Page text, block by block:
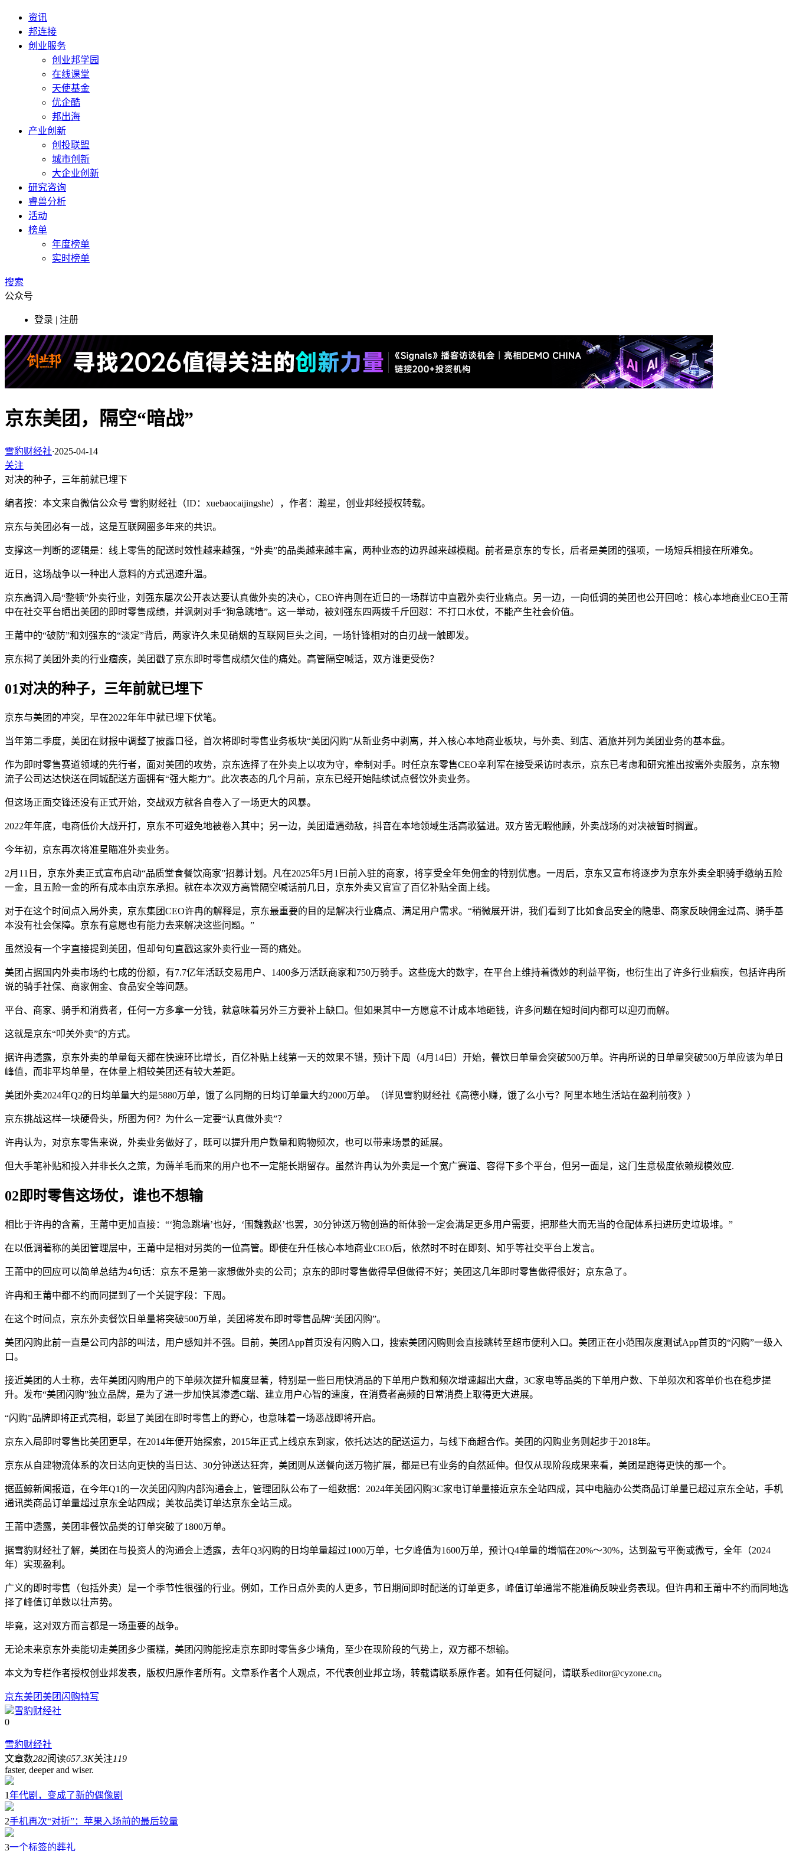
资讯
邦连接
创业服务
创业邦学园
在线课堂
天使基金
优企酷
邦出海
产业创新
创投联盟
城市创新
大企业创新
研究咨询
睿兽分析
活动
榜单
年度榜单
实时榜单
搜索
公众号
登录 | 注册
京东美团，隔空“暗战”
雪豹财经社·2025-04-14
关注
对决的种子，三年前就已埋下
编者按：本文来自微信公众号 雪豹财经社（ID：xuebaocaijingshe），作者：瀚星，创业邦经授权转载。
京东与美团必有一战，这是互联网圈多年来的共识。
支撑这一判断的逻辑是：线上零售的配送时效性越来越强，“外卖”的品类越来越丰富，两种业态的边界越来越模糊。前者是京东的专长，后者是美团的强项，一场短兵相接在所难免。
近日，这场战争以一种出人意料的方式迅速升温。
京东高调入局“整顿”外卖行业，刘强东屡次公开表达要认真做外卖的决心，CEO许冉则在近日的一场群访中直戳外卖行业痛点。另一边，一向低调的美团也公开回呛：核心本地商业CEO王莆
中在社交平台晒出美团的即时零售成绩，并讽刺对手“狗急跳墙”。这一举动，被刘强东四两拨千斤回怼：不打口水仗，不能产生社会价值。
王莆中的“破防”和刘强东的“淡定”背后，两家许久未见硝烟的互联网巨头之间，一场针锋相对的白刃战一触即发。
京东揭了美团外卖的行业痼疾，美团戳了京东即时零售成绩欠佳的痛处。高管隔空喊话，双方谁更受伤？
01对决的种子，三年前就已埋下
京东与美团的冲突，早在2022年年中就已埋下伏笔。
当年第二季度，美团在财报中调整了披露口径，首次将即时零售业务板块“美团闪购”从新业务中剥离，并入核心本地商业板块，与外卖、到店、酒旅并列为美团业务的基本盘。
作为即时零售赛道领域的先行者，面对美团的攻势，京东选择了在外卖上以攻为守，牵制对手。时任京东零售CEO辛利军在接受采访时表示，京东已考虑和研究推出按需外卖服务，京东物
流子公司达达快送在同城配送方面拥有“强大能力”。此次表态的几个月前，京东已经开始陆续试点餐饮外卖业务。
但这场正面交锋还没有正式开始，交战双方就各自卷入了一场更大的风暴。
2022年年底，电商低价大战开打，京东不可避免地被卷入其中；另一边，美团遭遇劲敌，抖音在本地领域生活高歌猛进。双方皆无暇他顾，外卖战场的对决被暂时搁置。
今年初，京东再次将准星瞄准外卖业务。
2月11日，京东外卖正式宣布启动“品质堂食餐饮商家”招募计划。凡在2025年5月1日前入驻的商家，将享受全年免佣金的特别优惠。一周后，京东又宣布将逐步为京东外卖全职骑手缴纳五险
一金，且五险一金的所有成本由京东承担。就在本次双方高管隔空喊话前几日，京东外卖又官宣了百亿补贴全面上线。
对于在这个时间点入局外卖，京东集团CEO许冉的解释是，京东最重要的目的是解决行业痛点、满足用户需求。“稍微展开讲，我们看到了比如食品安全的隐患、商家反映佣金过高、骑手基
本没有社会保障。京东有意愿也有能力去来解决这些问题。”
虽然没有一个字直接提到美团，但却句句直戳这家外卖行业一哥的痛处。
美团占据国内外卖市场约七成的份额，有7.7亿年活跃交易用户、1400多万活跃商家和750万骑手。这些庞大的数字，在平台上维持着微妙的利益平衡，也衍生出了许多行业痼疾，包括许冉所
说的骑手社保、商家佣金、食品安全等问题。
平台、商家、骑手和消费者，任何一方多拿一分钱，就意味着另外三方要补上缺口。但如果其中一方愿意不计成本地砸钱，许多问题在短时间内都可以迎刃而解。
这就是京东“叩关外卖”的方式。
据许冉透露，京东外卖的单量每天都在快速环比增长，百亿补贴上线第一天的效果不错，预计下周（4月14日）开始，餐饮日单量会突破500万单。许冉所说的日单量突破500万单应该为单日
峰值，而非平均单量，在体量上相较美团还有较大差距。
美团外卖2024年Q2的日均单量大约是5880万单，饿了么同期的日均订单量大约2000万单。（详见雪豹财经社《高德小赚，饿了么小亏？阿里本地生活站在盈利前夜》）
京东挑战这样一块硬骨头，所图为何？为什么一定要“认真做外卖”？
许冉认为，对京东零售来说，外卖业务做好了，既可以提升用户数量和购物频次，也可以带来场景的延展。
但大手笔补贴和投入并非长久之策，为薅羊毛而来的用户也不一定能长期留存。虽然许冉认为外卖是一个宽广赛道、容得下多个平台，但另一面是，这门生意极度依赖规模效应.
02即时零售这场仗，谁也不想输
相比于许冉的含蓄，王莆中更加直接：“‘狗急跳墙’也好，‘围魏救赵’也罢，30分钟送万物创造的新体验一定会满足更多用户需要，把那些大而无当的仓配体系扫进历史垃圾堆。”
在以低调著称的美团管理层中，王莆中是相对另类的一位高管。即使在升任核心本地商业CEO后，依然时不时在即刻、知乎等社交平台上发言。
王莆中的回应可以简单总结为4句话：京东不是第一家想做外卖的公司；京东的即时零售做得早但做得不好；美团这几年即时零售做得很好；京东急了。
许冉和王莆中都不约而同提到了一个关键字段：下周。
在这个时间点，京东外卖餐饮日单量将突破500万单，美团将发布即时零售品牌“美团闪购”。
美团闪购此前一直是公司内部的叫法，用户感知并不强。目前，美团App首页没有闪购入口，搜索美团闪购则会直接跳转至超市便利入口。美团正在小范围灰度测试App首页的“闪购”一级入
口。
接近美团的人士称，去年美团闪购用户的下单频次提升幅度显著，特别是一些日用快消品的下单用户数和频次增速超出大盘，3C家电等品类的下单用户数、下单频次和客单价也在稳步提
升。发布“美团闪购”独立品牌，是为了进一步加快其渗透C端、建立用户心智的速度，在消费者高频的日常消费上取得更大进展。
“闪购”品牌即将正式亮相，彰显了美团在即时零售上的野心，也意味着一场恶战即将开启。
京东入局即时零售比美团更早，在2014年便开始探索，2015年正式上线京东到家，依托达达的配送运力，与线下商超合作。美团的闪购业务则起步于2018年。
京东从自建物流体系的次日达向更快的当日达、30分钟送达狂奔，美团则从送餐向送万物扩展，都是已有业务的自然延伸。但仅从现阶段成果来看，美团是跑得更快的那一个。
据蓝鲸新闻报道，在今年Q1的一次美团闪购内部沟通会上，管理团队公布了一组数据：2024年美团闪购3C家电订单量接近京东全站四成，其中电脑办公类商品订单量已超过京东全站，手机
通讯类商品订单量超过京东全站四成；美妆品类订单达京东全站三成。
王莆中透露，美团非餐饮品类的订单突破了1800万单。
据雪豹财经社了解，美团在与投资人的沟通会上透露，去年Q3闪购的日均单量超过1000万单，七夕峰值为1600万单，预计Q4单量的增幅在20%～30%，达到盈亏平衡或微亏，全年（2024
年）实现盈利。
广义的即时零售（包括外卖）是一个季节性很强的行业。例如，工作日点外卖的人更多，节日期间即时配送的订单更多，峰值订单通常不能准确反映业务表现。但许冉和王莆中不约而同地选
择了峰值订单数以壮声势。
毕竟，这对双方而言都是一场重要的战争。
无论未来京东外卖能切走美团多少蛋糕，美团闪购能挖走京东即时零售多少墙角，至少在现阶段的气势上，双方都不想输。
本文为专栏作者授权创业邦发表，版权归原作者所有。文章系作者个人观点，不代表创业邦立场，转载请联系原作者。如有任何疑问，请联系editor@cyzone.cn。
京东美团美团闪购特写
雪豹财经社
0
雪豹财经社
文章数282阅读657.3K关注119
faster, deeper and wiser.
1年代剧，变成了新的偶像剧
2手机再次“对折”：苹果入场前的最后较量
3一个标签的葬礼